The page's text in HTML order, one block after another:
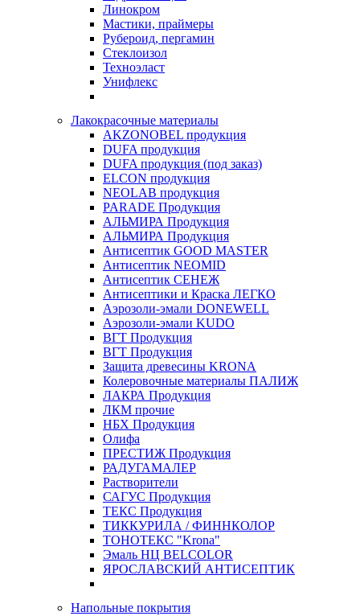
Линокром
Мастики, праймеры
Рубероид, пергамин
Стеклоизол
Техноэласт
Унифлекс
Лакокрасочные материалы
AKZONOBEL продукция
DUFA продукция
DUFA продукция (под заказ)
ELCON продукция
NEOLAB продукция
PARADE Продукция
АЛЬМИРА Продукция
АЛЬМИРА Продукция
Антисептик GOOD MASTER
Антисептик NEOMID
Антисептик СЕНЕЖ
Антисептики и Краска ЛЕГКО
Аэрозоли-эмали DONEWELL
Аэрозоли-эмали KUDO
ВГТ Продукция
ВГТ Продукция
Защита древесины KRONA
Колеровочные материалы ПАЛИЖ
ЛАКРА Продукция
ЛКМ прочие
НБХ Продукция
Олифа
ПРЕСТИЖ Продукция
РАДУГАМАЛЕР
Растворители
САГУС Продукция
ТЕКС Продукция
ТИККУРИЛА / ФИННКОЛОР
ТОНОТЕКС "Krona"
Эмаль НЦ BELCOLOR
ЯРОСЛАВСКИЙ АНТИСЕПТИК
Напольные покрытия